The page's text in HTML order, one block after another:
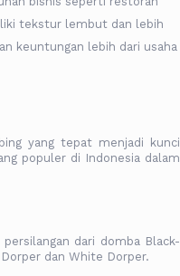
tekstur lembut dan lebih
keuntungan lebih dari usaha
yang tepat menjadi kunci
populer di Indonesia dalam
dari domba Black-
dan White Dorper.